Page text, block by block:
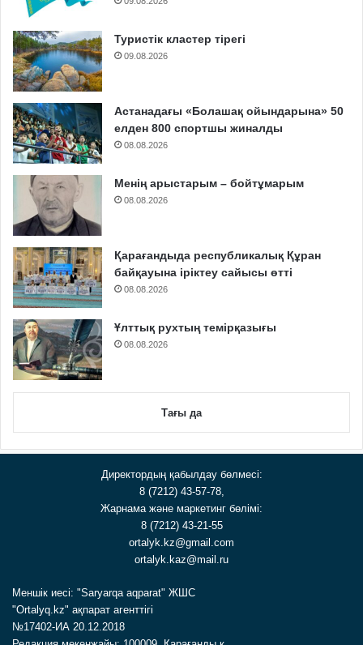
Туристік кластер тірегі
09.08.2026
Астанадағы «Болашақ ойындарына» 50
елден 800 спортшы жиналды
08.08.2026
Менің арыстарым – бойтұмарым
08.08.2026
Қарағандыда республикалық Құран
байқауына іріктеу сайысы өтті
08.08.2026
Ұлттық рухтың темірқазығы
08.08.2026
Тағы да
Директордың қабылдау бөлмесі:
8 (7212) 43-57-78,
Жарнама және маркетинг бөлімі:
8 (7212) 43-21-55
ortalyk.kz@gmail.com
ortalyk.kaz@mail.ru
Меншік иесі: "Saryarqa aqparat" ЖШС
"Ortalyq.kz" ақпарат агенттігі
№17402-ИА 20.12.2018